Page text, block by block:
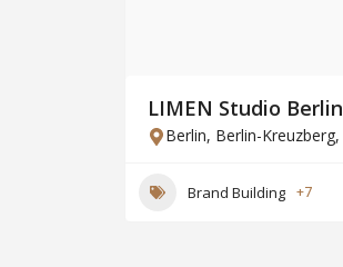
LIMEN Studio Berlin
Berlin, Berlin-Kreuzberg,
Brand Building +7